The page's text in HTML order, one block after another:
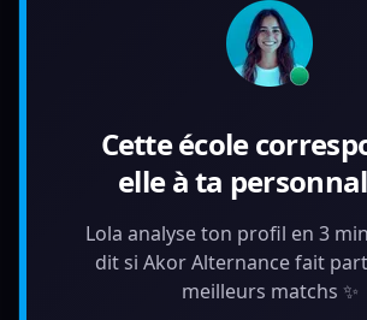
Cette école
elle à ta
Lola analyse ton profil en 3
dit si Akor Alternance fait
meilleurs matchs ✨